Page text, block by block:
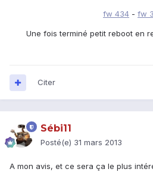
fw 434 - fw
Une fois terminé petit reboot en
Citer
Sébi11
Posté(e) 31 mars 2013
A mon avis, et ce sera ça le plus